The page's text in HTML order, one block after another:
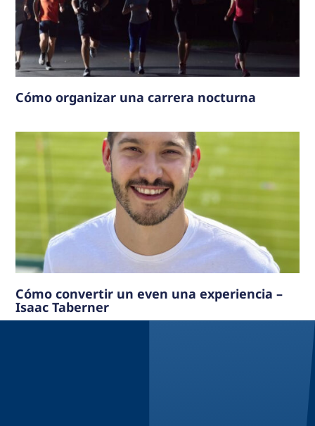
Cómo organizar una carrera nocturna
Cómo convertir un even una experiencia –
Isaac Taberner